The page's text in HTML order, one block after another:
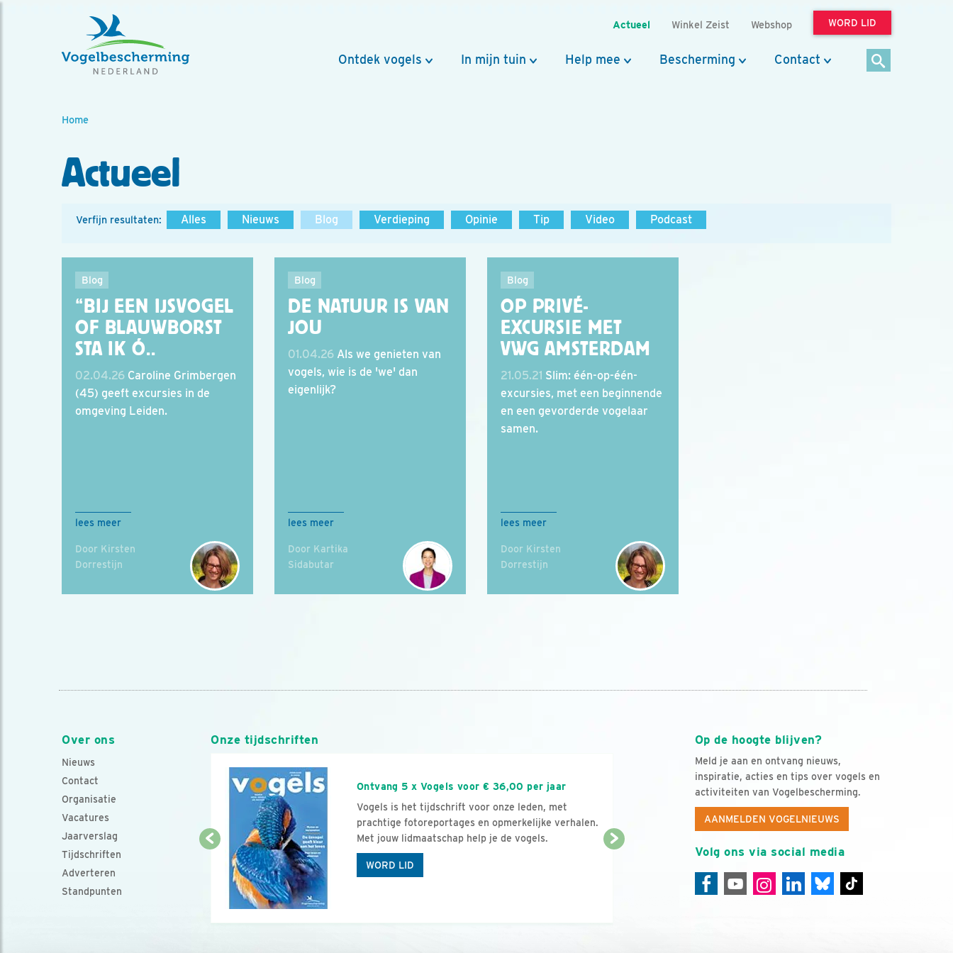
Actueel Winkel Zeist Webshop WORD LID
Ontdek vogels In mijn tuin Help mee Bescherming Contact
Home
Actueel
Verfijn resultaten: Alles Nieuws Blog Verdieping Opinie Tip Video Podcast
Blog
“BIJ EEN IJSVOGEL
OF BLAUWBORST
STA IK Ó..
02.04.26 Caroline Grimbergen
(45) geeft excursies in de
omgeving Leiden.
lees meer
Door Kirsten
Dorrestijn
Blog
DE NATUUR IS VAN
JOU
01.04.26 Als we genieten van
vogels, wie is de 'we' dan
eigenlijk?
lees meer
Door Kartika
Sidabutar
Blog
OP PRIVÉ-
EXCURSIE MET
VWG AMSTERDAM
21.05.21 Slim: één-op-één-
excursies, met een beginnende
en een gevorderde vogelaar
samen.
lees meer
Door Kirsten
Dorrestijn
Over ons
Nieuws
Contact
Organisatie
Vacatures
Jaarverslag
Tijdschriften
Adverteren
Standpunten
Op de hoogte blijven?
Meld je aan en ontvang nieuws,
inspiratie, acties en tips over vogels en
activiteiten van Vogelbescherming.
AANMELDEN VOGELNIEUWS
Volg ons via social media
Onze tijdschriften
Ontvang 5 x Vogels voor € 36,00 per jaar
Vogels is het tijdschrift voor onze leden, met
prachtige fotoreportages en opmerkelijke verhalen.
Met jouw lidmaatschap help je de vogels.
WORD LID